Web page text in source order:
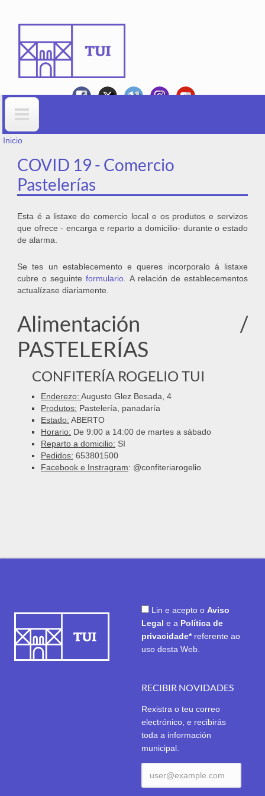
Formulario de busca
VOSTEDE ESTÁ AQUÍ
Inicio
COVID 19 - Comercio
Pastelerías
Esta é a listaxe do comercio local e os produtos e servizos
que ofrece - encarga e reparto a domicilio- durante o estado
de alarma.
Se tes un establecemento e queres incorporalo á listaxe
cubre o seguinteformulario . A relación de establecementos
actualízase diariamente.
Alimentación /
PASTELERÍAS
CONFITERÍA ROGELIO TUI
Enderezo: Augusto Glez Besada, 4
Produtos: Pastelería, panadaría
Estado: ABERTO
Horario: De 9:00 a 14:00 de martes a sábado
Reparto a domicilio: SI
Pedidos: 653801500
Facebook e Instragram: @confiteriarogelio
Lin e acepto o Aviso
Legal e a Política de
privacidade* referente ao
uso desta Web.
RECIBIR NOVIDADES
Rexistra o teu correo
electrónico, e recibirás
toda a información
municipal.